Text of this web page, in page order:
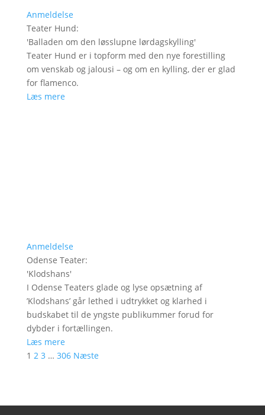
Anmeldelse
Teater Hund:
'Balladen om den løsslupne lørdagskylling'
Teater Hund er i topform med den nye forestilling
om venskab og jalousi – og om en kylling, der er glad
for flamenco.
Læs mere
Anmeldelse
Odense Teater:
'Klodshans'
I Odense Teaters glade og lyse opsætning af
’Klodshans’ går lethed i udtrykket og klarhed i
budskabet til de yngste publikummer forud for
dybder i fortællingen.
Læs mere
1 2 3 … 306 Næste